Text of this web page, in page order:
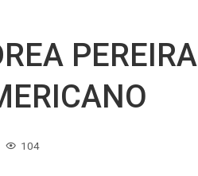
PEREIRA
104